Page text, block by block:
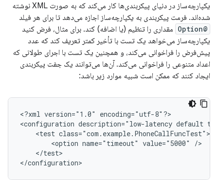
یکپارچه‌ساز در دنیای پیکربندی‌ها کار می‌کند که به صورت XML نوشته
شده‌اند. فرمت پیکربندی به یکپارچه‌ساز اجازه می‌دهد تا برای هر فیلد
@Option
مقداری را تنظیم (یا اضافه) کند. برای مثال، فرض کنید
یکپارچه‌ساز می‌خواهد یک تست با تأخیر کمتر تعریف کند که عدد
پیش‌فرض را فراخوانی می‌کند، و همچنین یک تست با اجرای طولانی که
اعداد متنوعی را فراخوانی می‌کند. آن‌ها می‌توانند یک جفت پیکربندی
ایجاد کنند که ممکن است شبیه موارد زیر باشد:
<?xml version="1.0" encoding="utf-8"?>
<configuration description="low-latency default
    <test class="com.example.PhoneCallFuncTest">
        <option name="timeout" value="5000" />
    </test>
</configuration>